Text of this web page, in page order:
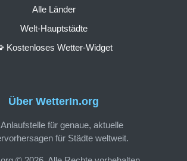
Über WetterIn.org
für genaue, aktuelle
für Städte weltweit.
Alle Länder
Welt-Hauptstädte
Kostenloses Wetter-Widget